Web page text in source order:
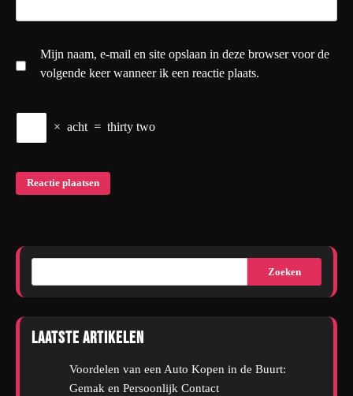
Mijn naam, e-mail en site opslaan in deze browser voor de
volgende keer wanneer ik een reactie plaats.
× acht = thirty two
Zoeken
Laatste artikelen
Voordelen van een Auto Kopen in de Buurt:
Gemak en Persoonlijk Contact